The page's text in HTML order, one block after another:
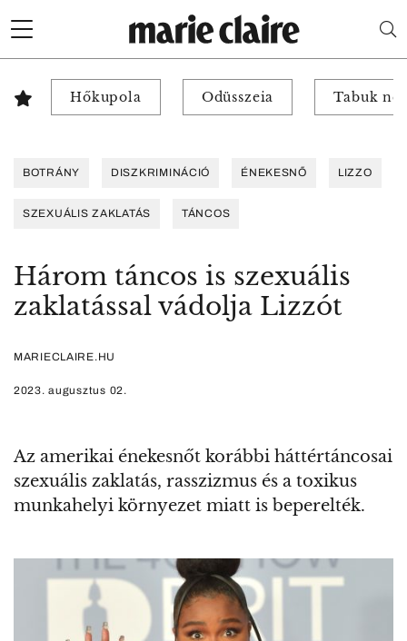
Hőkupola Odüsszeia Tabuk
BOTRÁNY DISZKRIMINÁCIÓ ÉNEKESNŐ LIZZO
SZEXUÁLIS ZAKLATÁS TÁNCOS
Három táncos is szexuális
zaklatással vádolja Lizzót
MARIECLAIRE.HU
2023. augusztus 02.
Az amerikai énekesnőt korábbi háttértáncosai
szexuális zaklatás, rasszizmus és a toxikus
munkahelyi környezet miatt is beperelték.